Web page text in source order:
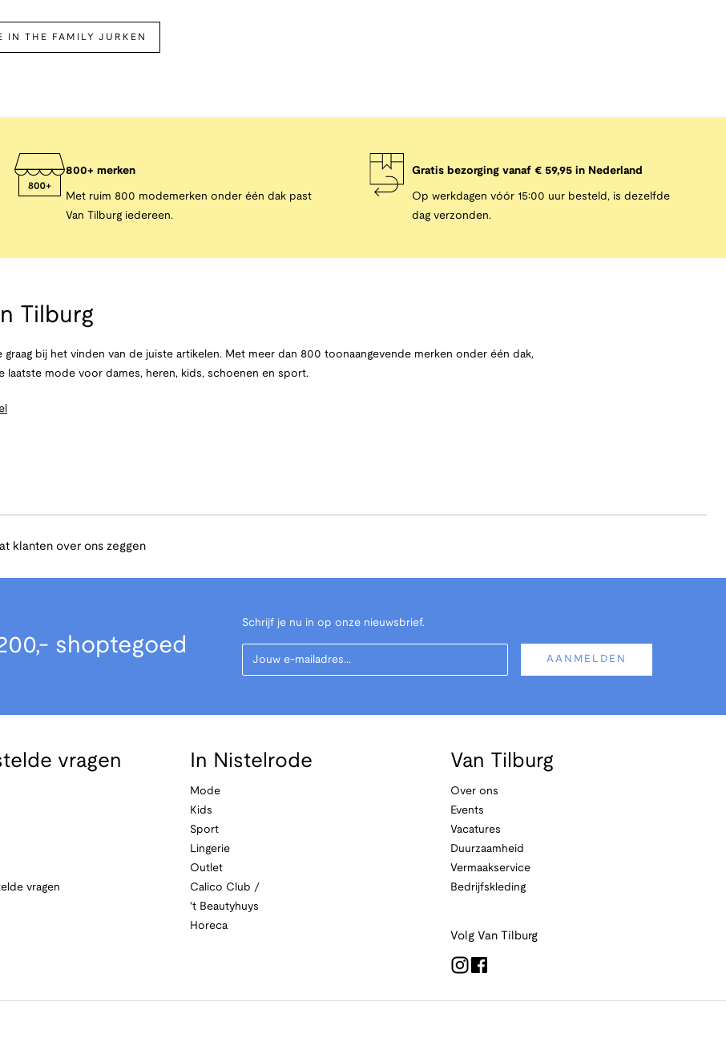
IN THE FAMILY JURKEN
800+ merken
Met ruim 800 modemerken onder één dak past
Van Tilburg iedereen.
Gratis bezorging vanaf € 59,95 in Nederland
Op werkdagen vóór 15:00 uur besteld, is dezelfde
dag verzonden.
Tilburg
bij het vinden van de juiste artikelen. Met meer dan 800 toonaangevende merken onder één dak,
laatste mode voor dames, heren, kids, schoenen en sport.
klanten over ons zeggen
shoptegoed
Schrijf je nu in op onze nieuwsbrief.
Your Email
AANMELDEN
vragen
vragen
In Nistelrode
Mode
Kids
Sport
Lingerie
Outlet
Calico Club /
't Beautyhuys
Horeca
Van Tilburg
Over ons
Events
Vacatures
Duurzaamheid
Vermaakservice
Bedrijfskleding
Volg Van Tilburg